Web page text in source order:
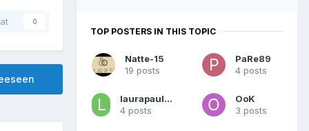
0
TOP POSTERS IN THIS TOPIC
Natte-15
19 posts
PaRe89
4 posts
laurapauliina-
4 posts
OoK
3 posts